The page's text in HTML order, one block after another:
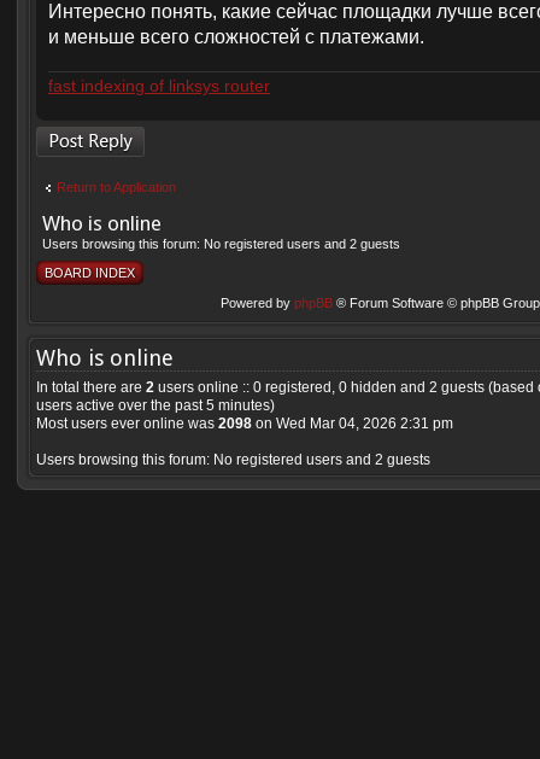
Интересно понять, какие сейчас площадки лучше
и меньше всего сложностей с платежами.
fast indexing of linksys router
Post a reply
Return to Application
Who is online
Users browsing this forum: No registered users and 2 guests
BOARD INDEX
Powered by phpBB® Forum Software © phpBB
Who is online
In total there are 2 users online :: 0 registered, 0 hidden and 2 guests (based
users active over the past 5 minutes)
Most users ever online was 2098 on Wed Mar 04, 2026 2:31 pm
Users browsing this forum: No registered users and 2 guests